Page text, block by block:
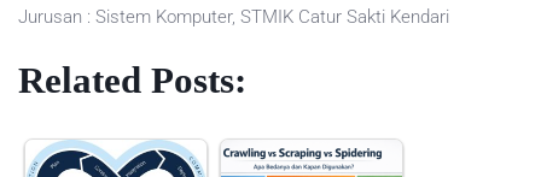
Jurusan : Sistem Komputer, STMIK Catur Sakti Kendari
Related Posts: